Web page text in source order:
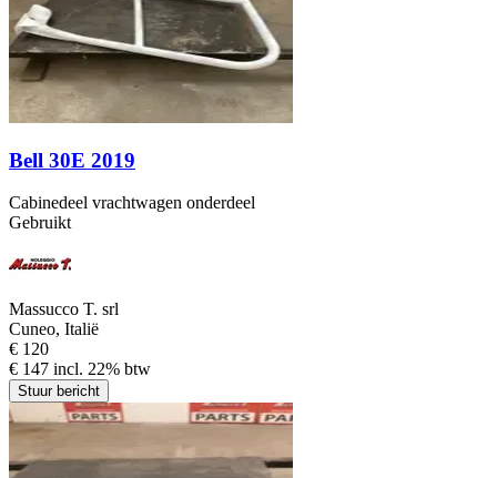
Bell 30E 2019
Cabinedeel vrachtwagen onderdeel
Gebruikt
Massucco T. srl
Cuneo, Italië
€ 120
€ 147 incl. 22% btw
Stuur bericht